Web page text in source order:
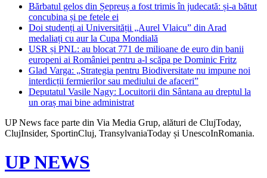
Bărbatul gelos din Șepreuș a fost trimis în judecată: și-a bătut
concubina și pe fetele ei
Doi studenți ai Universității „Aurel Vlaicu” din Arad
medaliați cu aur la Cupa Mondială
USR și PNL: au blocat 771 de milioane de euro din banii
europeni ai României pentru a-l scăpa pe Dominic Fritz
Glad Varga: „Strategia pentru Biodiversitate nu impune noi
interdicții fermierilor sau mediului de afaceri”
Deputatul Vasile Nagy: Locuitorii din Sântana au dreptul la
un oraș mai bine administrat
UP News face parte din Via Media Grup, alături de ClujToday,
ClujInsider, SportinCluj, TransylvaniaToday și UnescoInRomania.
UP NEWS